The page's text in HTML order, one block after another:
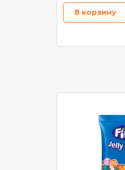
В корзину